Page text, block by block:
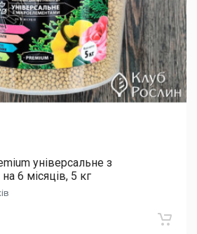
універсальне з
6 місяців, 5 кг